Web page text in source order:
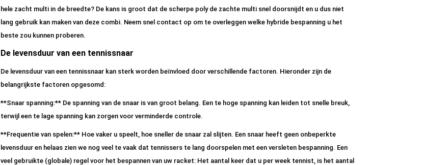
hele zacht multi in de breedte? De kans is groot dat de scherpe poly de zachte multi snel doorsnijdt en u dus niet
lang gebruik kan maken van deze combi. Neem snel contact op om te overleggen welke hybride bespanning u het
beste zou kunnen proberen.
De levensduur van een tennissnaar
De levensduur van een tennissnaar kan sterk worden beïnvloed door verschillende factoren. Hieronder zijn de
belangrijkste factoren opgesomd:
**Snaar spanning:** De spanning van de snaar is van groot belang. Een te hoge spanning kan leiden tot snelle breuk,
terwijl een te lage spanning kan zorgen voor verminderde controle.
**Frequentie van spelen:** Hoe vaker u speelt, hoe sneller de snaar zal slijten. Een snaar heeft geen onbeperkte
levensduur en helaas zien we nog veel te vaak dat tennissers te lang doorspelen met een versleten bespanning. Een
veel gebruikte (globale) regel voor het bespannen van uw racket: Het aantal keer dat u per week tennist, is het aantal